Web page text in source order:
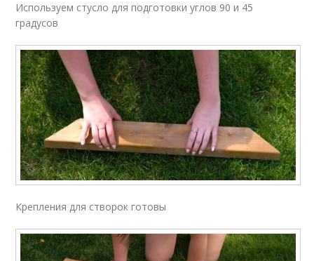
Используем стусло для подготовки углов 90 и 45
градусов
Крепления для створок готовы